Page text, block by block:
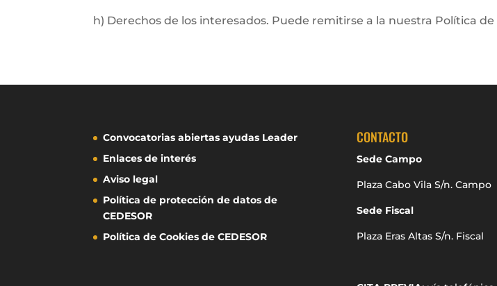
h) Derechos de los interesados. Puede remitirse a la nuestra Política
Convocatorias abiertas ayudas Leader
Enlaces de interés
Aviso legal
Política de protección de datos de
CEDESOR
Política de Cookies de CEDESOR
CONTACTO
Sede Campo
Plaza Cabo Vila S/n. Campo
Sede Fiscal
Plaza Eras Altas S/n. Fiscal